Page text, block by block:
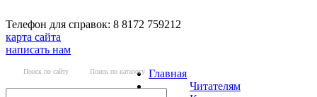
Телефон для справок: 8 8172 759212
карта сайта
написать нам
Поиск по сайту Поиск по каталогу Главная
Читателям